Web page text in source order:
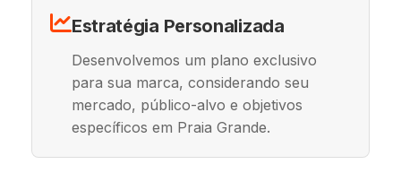
Estratégia Personalizada
Desenvolvemos um plano exclusivo
para sua marca, considerando seu
mercado, público-alvo e objetivos
específicos em Praia Grande.